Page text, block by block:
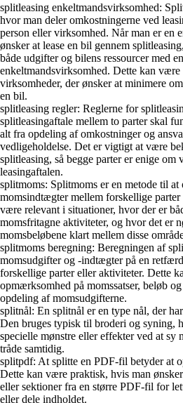
splitleasing enkeltmandsvirksomhed:
hvor man deler omkostningerne ved
person eller virksomhed. Når man er en
ønsker at lease en bil gennem
både udgifter og bilens ressourcer med
enkeltmandsvirksomhed. Dette kan være
virksomheder, der ønsker at minimere
en bil.
splitleasing regler: Reglerne for
splitleasingaftale mellem to parter skal
alt fra opdeling af omkostninger og
vedligeholdelse. Det er vigtigt at være
splitleasing, så begge parter er enige
leasingaftalen.
splitmoms: Splitmoms er en metode til
momsindtægter mellem forskellige
være relevant i situationer, hvor der er
momsfritagne aktiviteter, og hvor det er
momsbeløbene klart mellem disse
splitmoms beregning: Beregningen af
momsudgifter og -indtægter på en
forskellige parter eller aktiviteter. Dette
opmærksomhed på momssatser, beløb
opdeling af momsudgifterne.
splitnål: En splitnål er en type nål, der
Den bruges typisk til broderi og syning,
specielle mønstre eller effekter ved at sy
tråde samtidig.
splitpdf: At splitte en PDF-fil betyder at
Dette kan være praktisk, hvis man
eller sektioner fra en større PDF-fil for
eller dele indholdet.